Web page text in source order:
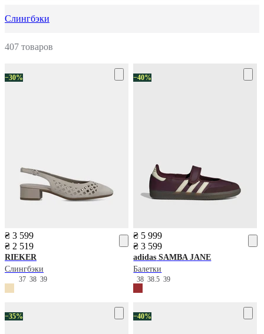
Слингбэки
407 товаров
−30%
₴ 3 599
₴ 2 519
RIEKER
Слингбэки
37 38 39
−40%
₴ 5 999
₴ 3 599
adidas SAMBA JANE
Балетки
3838.539
−35% −40%